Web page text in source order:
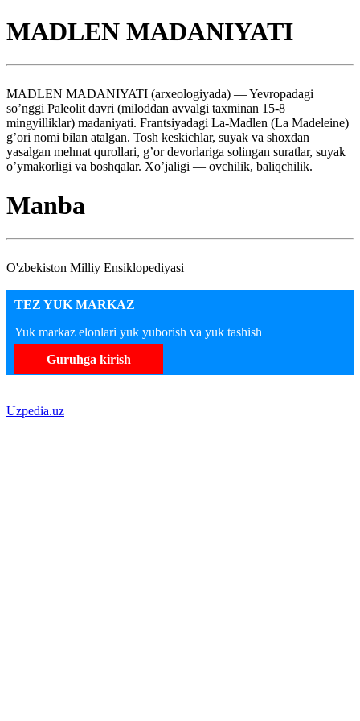
MADLEN MADANIYATI
MADLEN MADANIYATI (arxeologiyada) — Yevropadagi
so’nggi Paleolit davri (miloddan avvalgi taxminan 15-8
mingyilliklar) madaniyati. Frantsiyadagi La-Madlen (La Madeleine)
g’ori nomi bilan atalgan. Tosh keskichlar, suyak va shoxdan
yasalgan mehnat qurollari, g’or devorlariga solingan suratlar, suyak
o’ymakorligi va boshqalar. Xo’jaligi — ovchilik, baliqchilik.
Manba
O'zbekiston Milliy Ensiklopediyasi
TEZ YUK MARKAZ
Yuk markaz elonlari yuk yuborish va yuk tashish
Guruhga kirish
Uzpedia.uz